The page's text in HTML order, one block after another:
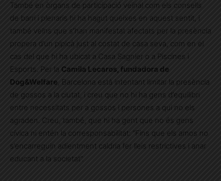
També en òrgans de participació veïnal com els consells
de barri i plenaris hi ha hagut queixes en aquest sentit, i
també veïns que s’han manifestat afectats per la presència
propera d’un pipicà just al costat de casa seva, com en el
cas del que hi ha ubicat a Casa Sagnier o a Piscines i
Esports. Per la Camila Lecaros, fundadora de
Dog&Welfare
, Barcelona està intentant limitar la presència
de gossos a la ciutat, i creu que no hi ha gens d’equilibri
entre necessitats per a gossos i persones a qui no els
agraden. Creu, també, que hi ha gent que no és gens
cívica ni entén la corresponsabilitat: “Fins que els amos no
s’encarreguin adientment caldria fer lleis restrictives i anar
educant a la societat”.